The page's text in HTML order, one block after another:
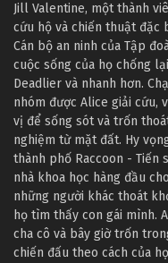
Jill Valentine, một thành
cứu hộ và chiến thuật đặc
Cán bộ an ninh của Tập
cuộc sống của họ chống
Deadlier và nhanh hơn.
nhóm được Alice giải cứu,
vị để sống sót và trốn
nghiệm từ mặt đất. Hy
thành phố Raccoon - Tiến
nhà khoa học hàng đầu
những người khác thoát
họ tìm thấy con gái mình.
cha cô và bây giờ trốn
chiến đấu theo cách của